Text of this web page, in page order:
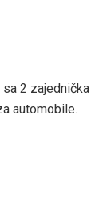
2 zajednička
automobile.